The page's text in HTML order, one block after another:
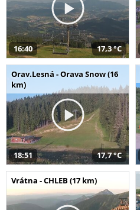
16:40 17,3 °C
Orav.Lesná - Orava Snow (16
km)
18:51 17,7 °C
Vrátna - CHLEB (17 km)